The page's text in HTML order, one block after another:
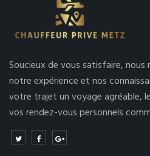
Soucieux de vous satisfaire,
notre expérience et nos
votre trajet un voyage agréable,
vos rendez-vous personnels